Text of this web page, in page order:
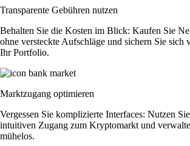
Transparente Gebühren nutzen
Behalten Sie die Kosten im Blick: Kaufen Sie
ohne versteckte Aufschläge und sichern Sie sich
Ihr Portfolio.
Marktzugang optimieren
Vergessen Sie komplizierte Interfaces: Nutzen
intuitiven Zugang zum Kryptomarkt und
mühelos.